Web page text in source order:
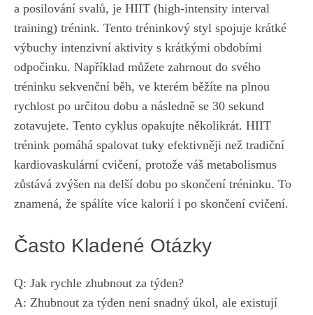
a posilování⁣ svalů, je HIIT (high-intensity interval‍
training) ‌trénink. Tento tréninkový styl spojuje krátké
výbuchy intenzivní aktivity s krátkými obdobími
odpočinku. Například⁢ můžete zahrnout do⁣ svého
tréninku sekvenční běh, ve kterém běžíte ⁣na plnou
rychlost po⁣ určitou dobu a⁢ následně ‍se 30‍ sekund
zotavujete. Tento cyklus opakujte několikrát. HIIT
trénink pomáhá spalovat tuky efektivněji než tradiční
kardiovaskulární​ cvičení, protože váš metabolismus
zůstává zvýšen na⁢ delší⁤ dobu po skončení tréninku. To
znamená, že ⁣spálíte více ⁢kalorií​ i po skončení cvičení.
Často ⁣Kladené Otázky
Q: Jak rychle⁤ zhubnout ‍za týden?
A: Zhubnout za týden není snadný úkol, ale existují